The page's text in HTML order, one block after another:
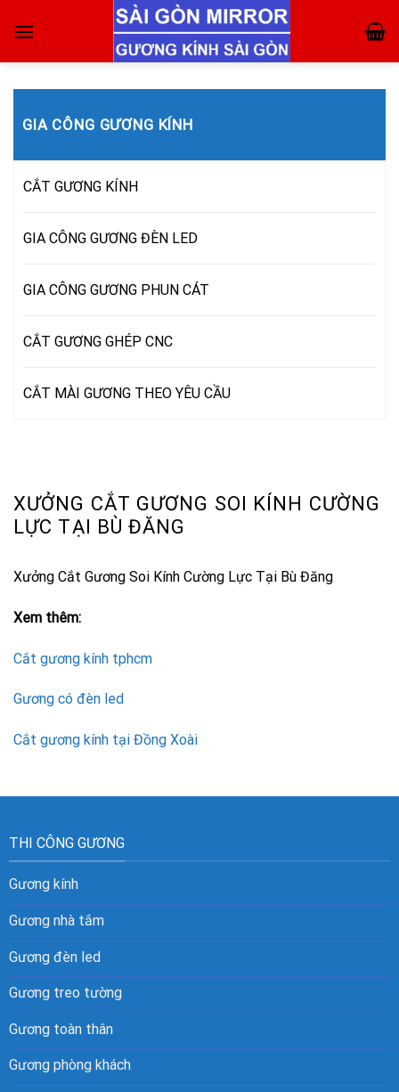
XƯỞNG CẮT GƯƠNG SOI KÍNH CƯỜNG
LỰC TẠI BÙ ĐĂNG
Xưởng Cắt Gương Soi Kính Cường Lực Tại Bù Đăng
Xem thêm:
Cắt gương kính tphcm
Gương có đèn led
Cắt gương kính tại Đồng Xoài
GIA CÔNG GƯƠNG KÍNH
CẮT GƯƠNG KÍNH
GIA CÔNG GƯƠNG ĐÈN LED
GIA CÔNG GƯƠNG PHUN CÁT
CẮT GƯƠNG GHÉP CNC
CẮT MÀI GƯƠNG THEO YÊU CẦU
THI CÔNG GƯƠNG
Gương kính
Gương nhà tắm
Gương đèn led
Gương treo tường
Gương toàn thân
Gương phòng khách